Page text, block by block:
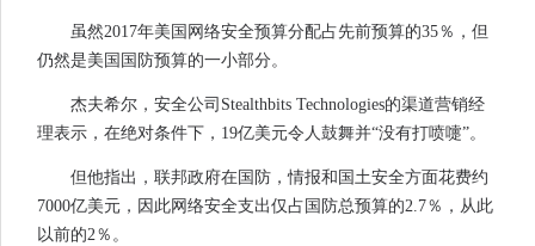
虽然2017年美国网络安全预算分配占先前预算的35％，但
仍然是美国国防预算的一小部分。
杰夫希尔，安全公司Stealthbits Technologies的渠道营销经
理表示，在绝对条件下，19亿美元令人鼓舞并“没有打喷嚏”。
但他指出，联邦政府在国防，情报和国土安全方面花费约
7000亿美元，因此网络安全支出仅占国防总预算的2.7％，从此
以前的2％。